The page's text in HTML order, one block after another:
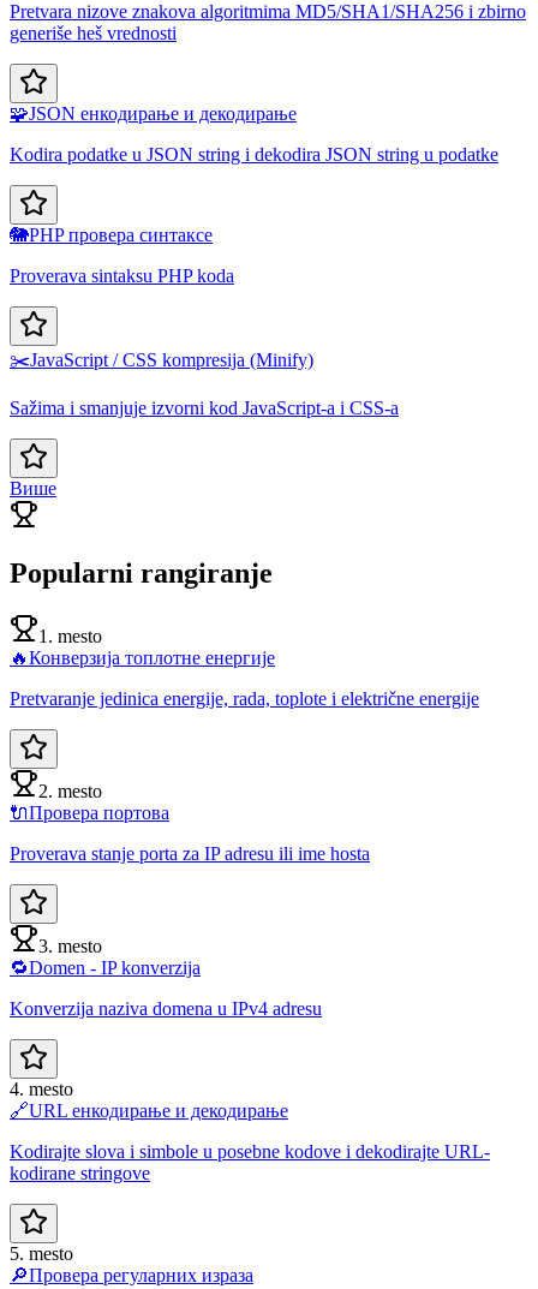
Pretvara nizove znakova algoritmima MD5/SHA1/SHA256 i zbirno
generiše heš vrednosti
🧩JSON енкодирање и декодирање
Kodira podatke u JSON string i dekodira JSON string u podatke
🐘PHP провера синтаксе
Proverava sintaksu PHP koda
✂️JavaScript / CSS kompresija (Minify)
Sažima i smanjuje izvorni kod JavaScript-a i CSS-a
Више
Popularni rangiranje
1. mesto
🔥Конверзија топлотне енергије
Pretvaranje jedinica energije, rada, toplote i električne energije
2. mesto
🔌Провера портова
Proverava stanje porta za IP adresu ili ime hosta
3. mesto
🔁Domen - IP konverzija
Konverzija naziva domena u IPv4 adresu
4. mesto
🔗URL енкодирање и декодирање
Kodirajte slova i simbole u posebne kodove i dekodirajte URL-
kodirane stringove
5. mesto
🔎Провера регуларних израза